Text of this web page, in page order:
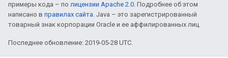
примеры кода – по лицензии Apache 2.0. Подробнее об этом
написано в правилах сайта. Java – это зарегистрированный
товарный знак корпорации Oracle и ее аффилированных лиц.
Последнее обновление: 2019-05-28 UTC.